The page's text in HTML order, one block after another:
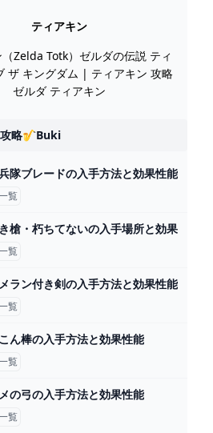
ティアキン
Zelda Totk）ゼルダの伝説 ティ
ザ キングダム | ティアキン 攻略
ゼルダ ティアキン
攻略🎷buki
隊ブレードの入手方法と効果性能
覧
槍・朽ちてないの入手場所と効果
覧
ラン付き剣の入手方法と効果性能
覧
ん棒の入手方法と効果性能
覧
の弓の入手方法と効果性能
覧